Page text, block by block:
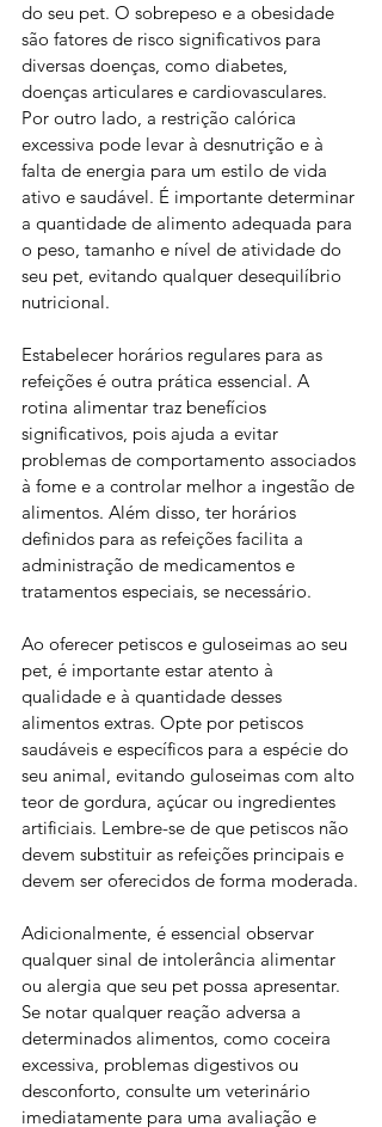
do seu pet. O sobrepeso e a obesidade
são fatores de risco significativos para
diversas doenças, como diabetes,
doenças articulares e cardiovasculares.
Por outro lado, a restrição calórica
excessiva pode levar à desnutrição e à
falta de energia para um estilo de vida
ativo e saudável. É importante determinar
a quantidade de alimento adequada para
o peso, tamanho e nível de atividade do
seu pet, evitando qualquer desequilíbrio
nutricional.
Estabelecer horários regulares para as
refeições é outra prática essencial. A
rotina alimentar traz benefícios
significativos, pois ajuda a evitar
problemas de comportamento associados
à fome e a controlar melhor a ingestão de
alimentos. Além disso, ter horários
definidos para as refeições facilita a
administração de medicamentos e
tratamentos especiais, se necessário.
Ao oferecer petiscos e guloseimas ao seu
pet, é importante estar atento à
qualidade e à quantidade desses
alimentos extras. Opte por petiscos
saudáveis e específicos para a espécie do
seu animal, evitando guloseimas com alto
teor de gordura, açúcar ou ingredientes
artificiais. Lembre-se de que petiscos não
devem substituir as refeições principais e
devem ser oferecidos de forma moderada.
Adicionalmente, é essencial observar
qualquer sinal de intolerância alimentar
ou alergia que seu pet possa apresentar.
Se notar qualquer reação adversa a
determinados alimentos, como coceira
excessiva, problemas digestivos ou
desconforto, consulte um veterinário
imediatamente para uma avaliação e